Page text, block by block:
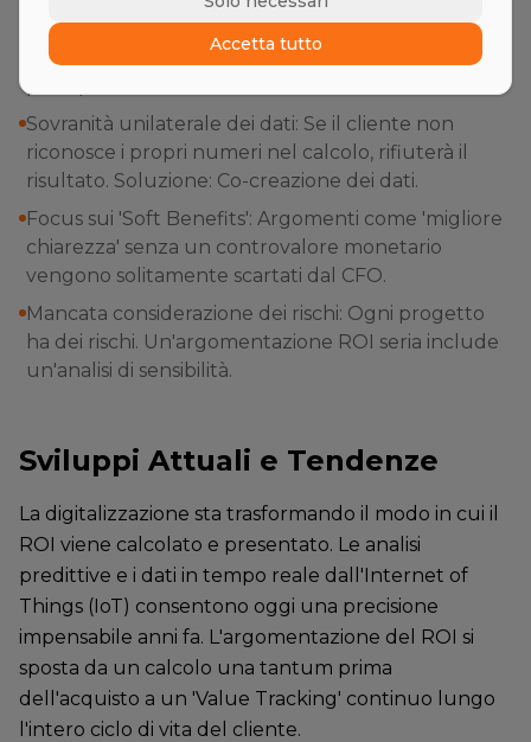
costi di formazione, integrazione software o tempi
di fermo durante l'installazione, il calcolo appare
Sovranità unilaterale dei dati: Se il cliente non
riconosce i propri numeri nel calcolo, rifiuterà il
risultato. Soluzione: Co-creazione dei dati.
Focus sui 'Soft Benefits': Argomenti come 'migliore
chiarezza' senza un controvalore monetario
vengono solitamente scartati dal CFO.
Mancata considerazione dei rischi: Ogni progetto
ha dei rischi. Un'argomentazione ROI seria include
un'analisi di sensibilità.
Sviluppi Attuali e Tendenze
La digitalizzazione sta trasformando il modo in cui il
ROI viene calcolato e presentato. Le analisi
predittive e i dati in tempo reale dall'Internet of
Things (IoT) consentono oggi una precisione
impensabile anni fa. L'argomentazione del ROI si
sposta da un calcolo una tantum prima
dell'acquisto a un 'Value Tracking' continuo lungo
l'intero ciclo di vita del cliente.
Accetta tutto